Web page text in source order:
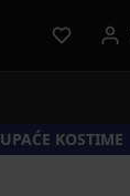
KOSTIME